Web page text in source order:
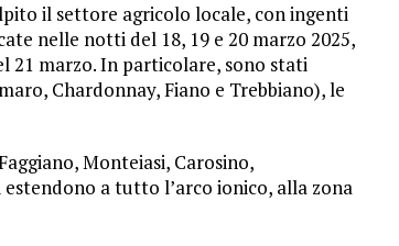
il settore agricolo locale, con ingenti
nelle notti del 18, 19 e 20 marzo 2025,
21 marzo. In particolare, sono stati
Chardonnay, Fiano e Trebbiano), le
Monteiasi, Carosino,
a tutto l’arco ionico, alla zona